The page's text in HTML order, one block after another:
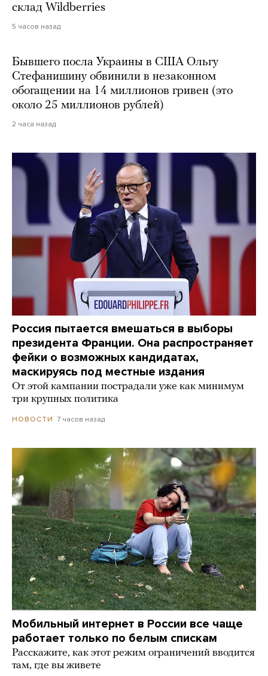
склад Wildberries
5 часов назад
Бывшего посла Украины в США Ольгу
Стефанишину обвинили в незаконном
обогащении на 14 миллионов гривен (это
около 25 миллионов рублей)
2 часа назад
Россия пытается вмешаться в выборы
президента Франции. Она распространяет
фейки о возможных кандидатах,
маскируясь под местные издания
От этой кампании пострадали уже как минимум
три крупных политика
НОВОСТИ 7 часов назад
Мобильный интернет в России все чаще
работает только по белым спискам
Расскажите, как этот режим ограничений вводится
там, где вы живете